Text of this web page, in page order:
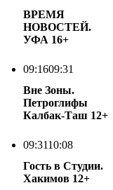
ВРЕМЯ
НОВОСТЕЙ.
УФА 16+
09:1609:31
Вне Зоны.
Петроглифы
Калбак-Таш 12+
09:3110:08
Гость в Студии.
Хакимов 12+